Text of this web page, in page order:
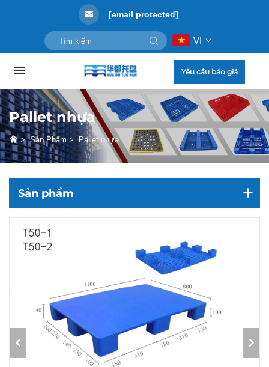
[email protected]
VI
Yêu cầu báo giá
Pallet nhựa
>Sản Phẩm>Pallet nhựa
Sản phẩm